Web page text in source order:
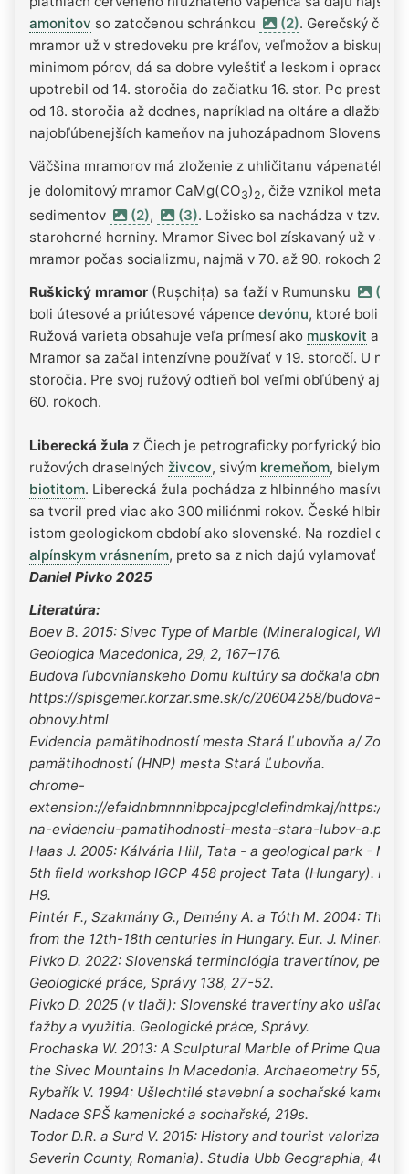
amonitov so zatočenou schránkou (2). Gerečský
mramor už v stredoveku pre kráľov, veľmožov a
minimom pórov, dá sa dobre vyleštiť a leskom i
upotrebil od 14. storočia do začiatku 16. stor. Po
od 18. storočia až dodnes, napríklad na oltáre a dlažby.
najobľúbenejších kameňov na juhozápadnom Slovensku.
Väčšina mramorov má zloženie z uhličitanu vápenatého
je dolomitový mramor CaMg(CO3) 2, čiže vznikol
sedimentov
(2), (3). Ložisko sa nachádza v tzv.
starohorné horniny. Mramor Sivec bol získavaný už v
mramor počas socializmu, najmä v 70. až 90. rokoch 20.
Ruškický mramor (Rușchița) sa ťaží v Rumunsku (4)
boli útesové a priútesové vápence devónu, ktoré boli
Ružová varieta obsahuje veľa prímesí ako muskovit a
Mramor sa začal intenzívne používať v 19. storočí. U nás
storočia. Pre svoj ružový odtieň bol veľmi obľúbený aj
60. rokoch.
Liberecká žula z Čiech je petrograficky porfyrický
ružových draselných živcov, sivým kremeňom, bielymi a
biotitom. Liberecká žula pochádza z hlbinného masívu s
sa tvoril pred viac ako 300 miliónmi rokov. České
istom geologickom období ako slovenské. Na rozdiel od
alpínskym vrásnením, preto sa z nich dajú vylamovať
Daniel Pivko 2025
Literatúra:
Boev B. 2015: Sivec Type of Marble (Mineralogical,
Geologica Macedonica, 29, 2, 167–176.
Budova ľubovnianskeho Domu kultúry sa dočkala obnovy.
https://spisgemer.korzar.sme.sk/c/20604258/budova-
obnovy.html
Evidencia pamätihodností mesta Stará Ľubovňa a/
pamätihodností (HNP) mesta Stará Ľubovňa.
chrome-
extension://efaidnbmnnnibpcajpcglclefindmkaj/https://
na-evidenciu-pamatihodnosti-mesta-stara-lubov-a.pdf
Haas J. 2005: Kálvária Hill, Tata - a geological park -
5th field workshop IGCP 458 project Tata (Hungary).
H9.
Pintér F., Szakmány G., Demény A. a Tóth M. 2004: The
from the 12th-18th centuries in Hungary. Eur. J. Mineral.,
Pivko D. 2022: Slovenská terminológia travertínov,
Geologické práce, Správy 138, 27-52.
Pivko D. 2025 (v tlači): Slovenské travertíny ako
ťažby a využitia. Geologické práce, Správy.
Prochaska W. 2013: A Sculptural Marble of Prime
the Sivec Mountains In Macedonia. Archaeometry 55, 2
Rybařík V. 1994: Ušlechtilé stavební a sochařské
Nadace SPŠ kamenické a sochařské, 219s.
Todor D.R. a Surd V. 2015: History and tourist
Severin County, Romania). Studia Ubb Geographia, 40, 2,